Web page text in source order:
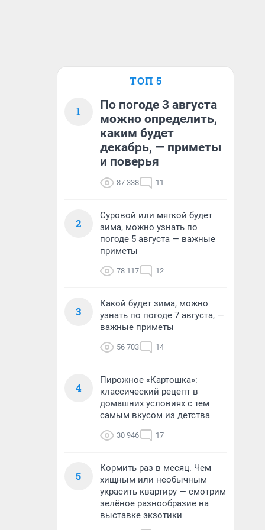
ТОП 5
1
По погоде 3 августа
можно определить,
каким будет
декабрь, — приметы
и поверья
87 338 11
2
Суровой или мягкой будет
зима, можно узнать по
погоде 5 августа — важные
приметы
78 117 12
3
Какой будет зима, можно
узнать по погоде 7 августа, —
важные приметы
56 703 14
4
Пирожное «Картошка»:
классический рецепт в
домашних условиях с тем
самым вкусом из детства
30 946 17
5
Кормить раз в месяц. Чем
хищным или необычным
украсить квартиру — смотрим
зелёное разнообразие на
выставке экзотики